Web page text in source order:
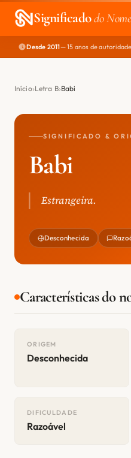
Significadodo Nome
EXPLORAR
NOME PERFEITO
Desde 2011— 15 anos de autoridade
Início Letra B Babi
SIGNIFICADO &
Babi
Estrangeira.
Desconhecida
Características do
ORIGEM
Desconhecida
DIFICULDADE
Razoável